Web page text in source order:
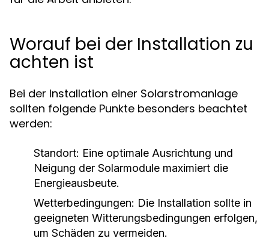
Worauf bei der Installation zu
achten ist
Bei der Installation einer Solarstromanlage
sollten folgende Punkte besonders beachtet
werden:
Standort: Eine optimale Ausrichtung und
Neigung der Solarmodule maximiert die
Energieausbeute.
Wetterbedingungen: Die Installation sollte in
geeigneten Witterungsbedingungen erfolgen,
um Schäden zu vermeiden.